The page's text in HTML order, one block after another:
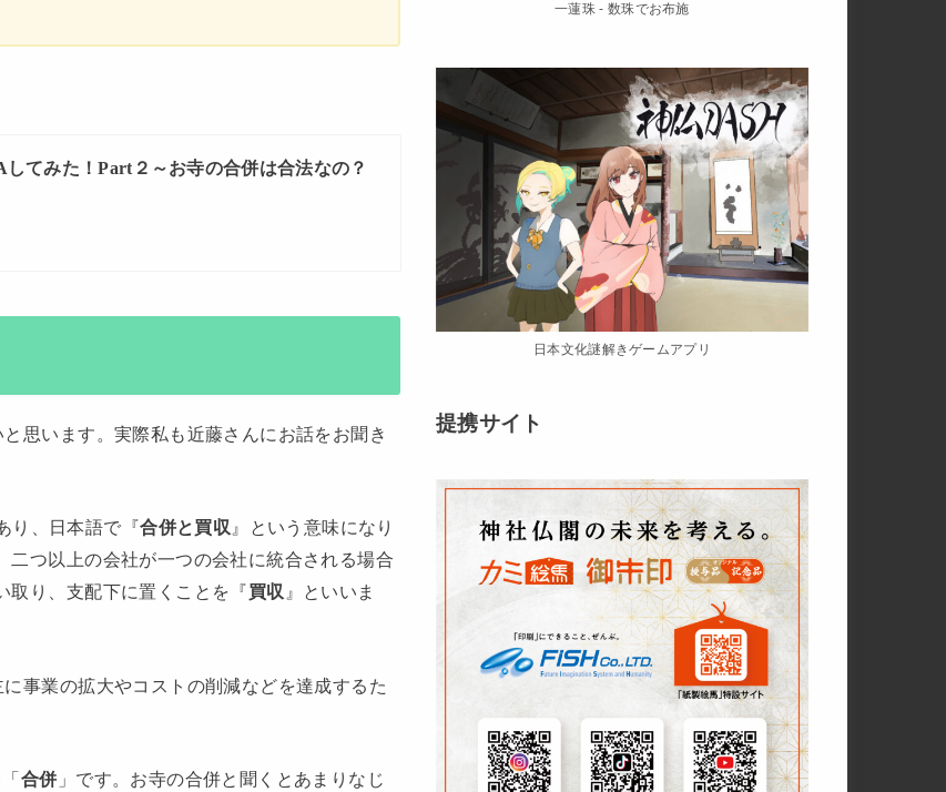
てみた！Part２～お寺の合併は合法なの？
思います。実際私も近藤さんにお話をお聞き
り、日本語で『合併と買収』という意味になり
つ以上の会社が一つの会社に統合される場合
取り、支配下に置くことを『買収』といいま
事業の拡大やコストの削減などを達成するた
合併 」です。お寺の合併と聞くとあまりなじ
一蓮珠 - 数珠でお布施
日本文化謎解きゲームアプリ
提携サイト